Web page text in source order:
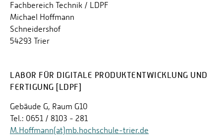
Fachbereich Technik / LDPF
Michael Hoffmann
Schneidershof
54293 Trier
LABOR FÜR DIGITALE PRODUKTENTWICKLUNG UND
FERTIGUNG [LDPF]
Gebäude G, Raum G10
Tel.: 0651 / 8103 - 281
M.Hoffmann(at)mb.hochschule-trier.de